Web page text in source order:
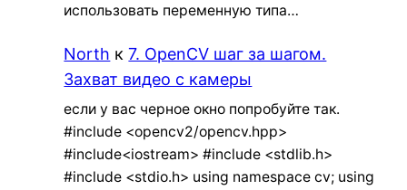
использовать переменную типа…
North к7. OpenCV шаг за шагом.
Захват видео с камеры
если у вас черное окно попробуйте так.
#include <opencv2/opencv.hpp>
#include<iostream> #include <stdlib.h>
#include <stdio.h> using namespace cv; using